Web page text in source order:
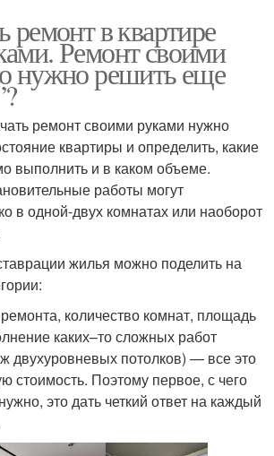
ремонт в квартире
Ремонт своими
нужно решить еще
ремонт своими руками нужно
квартиры и определить, какие
выполнить и в каком объеме.
работы могут
в одной-двух комнатах или наоборот
жилья можно поделить на
количество комнат, площадь
каких–то сложных работ
двухуровневых потолков) — все это
стоимость. Поэтому первое, с чего
это дать четкий ответ на каждый